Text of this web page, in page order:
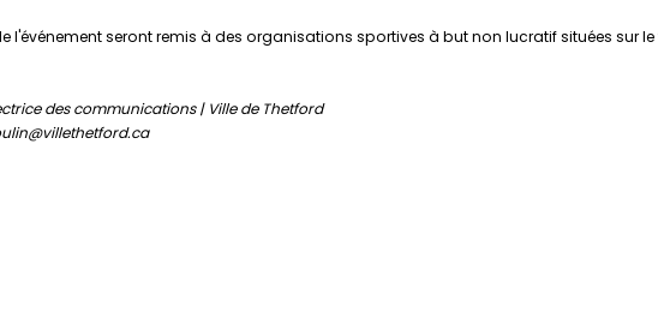
l'événement seront remis à des organisations sportives à but non lucratif situées sur le
des communications | Ville de Thetford